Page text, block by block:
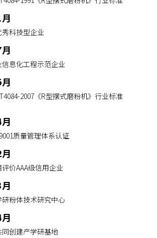
科技型企业
息化工程示范企业
2007《R型摆式磨粉机》行业标准
质量管理体系认证
价AAA级信用企业
粉体技术研究中心
创建产学研基地